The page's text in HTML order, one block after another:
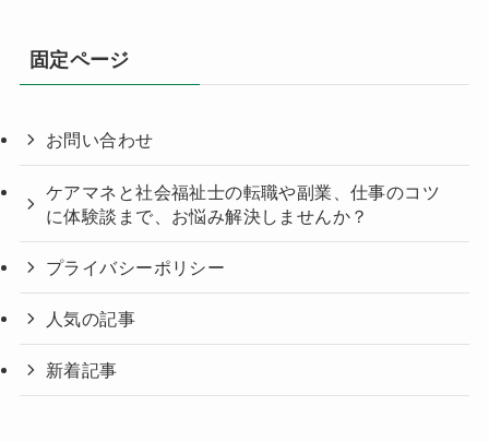
固定ページ
お問い合わせ
ケアマネと社会福祉士の転職や副業、仕事のコツ
に体験談まで、お悩み解決しませんか？
プライバシーポリシー
人気の記事
新着記事